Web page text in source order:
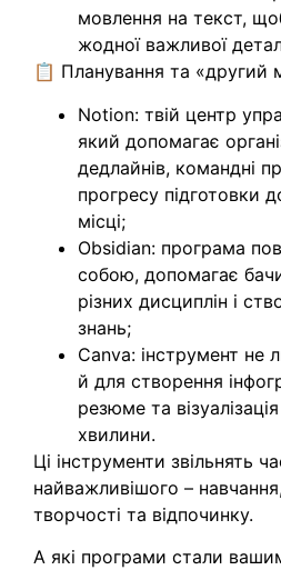
мовлення на текст,
жодної важливої
📋 Планування та «другий
Notion: твій центр
який допомагає
дедлайнів, командні
прогресу підготовки
місці;
Obsidian: програма
собою, допомагає
різних дисциплін і
знань;
Canva: інструмент не
й для створення
резюме та
хвилини.
Ці інструменти звільнять
найважливішого –
творчості та відпочинку.
А які програми стали